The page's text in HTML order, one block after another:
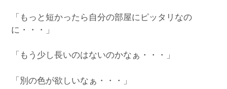
「もっと短かったら自分の部屋にピッタリなの
に・・・」
「もう少し長いのはないのかなぁ・・・」
「別の色が欲しいなぁ・・・」